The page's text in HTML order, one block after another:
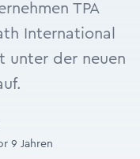
TPA
International
unter der neuen
9 Jahren